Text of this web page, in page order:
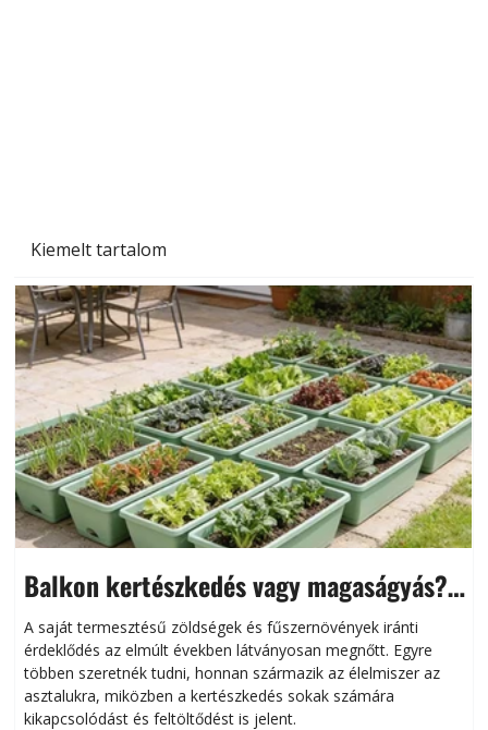
Kiemelt tartalom
Balkon kertészkedés vagy magaságyás?
Helytakarékos kertészkedés
A saját termesztésű zöldségek és fűszernövények iránti
érdeklődés az elmúlt években látványosan megnőtt. Egyre
többen szeretnék tudni, honnan származik az élelmiszer az
asztalukra, miközben a kertészkedés sokak számára
kikapcsolódást és feltöltődést is jelent.